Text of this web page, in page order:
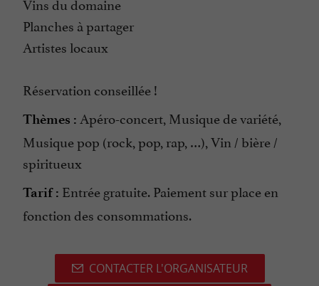
Planches à partager
Artistes locaux
Réservation conseillée !
Thèmes : Apéro-concert, Musique de variété,
Musique pop (rock, pop, rap, …), Vin / bière /
spiritueux
Tarif : Entrée gratuite. Paiement sur place en
fonction des consommations.
CONTACTER L'ORGANISATEUR